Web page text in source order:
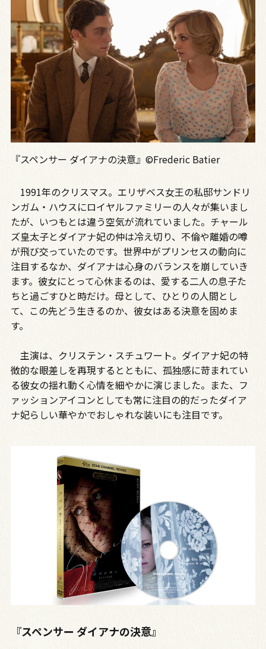
『スペンサー ダイアナの決意』©Frederic Batier
1991年のクリスマス。エリザベス女王の私邸サンドリ
ンガム・ハウスにロイヤルファミリーの人々が集いまし
たが、いつもとは違う空気が流れていました。チャール
ズ皇太子とダイアナ妃の仲は冷え切り、不倫や離婚の噂
が飛び交っていたのです。世界中がプリンセスの動向に
注目するなか、ダイアナは心身のバランスを崩していき
ます。彼女にとって心休まるのは、愛する二人の息子た
ちと過ごすひと時だけ。母として、ひとりの人間とし
て、この先どう生きるのか、彼女はある決意を固めま
す。
主演は、クリステン・スチュワート。ダイアナ妃の特
徴的な眼差しを再現するとともに、孤独感に苛まれてい
る彼女の揺れ動く心情を細やかに演じました。また、フ
ァッションアイコンとしても常に注目の的だったダイア
ナ妃らしい華やかでおしゃれな装いにも注目です。
『スペンサー ダイアナの決意』